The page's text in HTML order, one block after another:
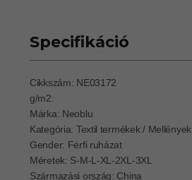
Specifikáció
Cikkszám: NE03172
g/m2:
Márka: Neoblu
Kategória: Textil termékek / Mellények
Gender: Férfi ruházat
Méretek: S-M-L-XL-2XL-3XL
Származási ország: China